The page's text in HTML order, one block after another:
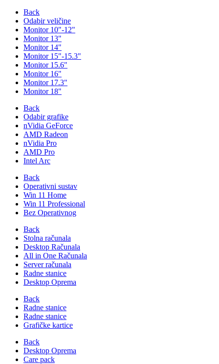
Back
Odabir veličine
Monitor 10"-12"
Monitor 13"
Monitor 14"
Monitor 15"-15.3"
Monitor 15.6"
Monitor 16"
Monitor 17.3"
Monitor 18"
Back
Odabir grafike
nVidia GeForce
AMD Radeon
nVidia Pro
AMD Pro
Intel Arc
Back
Operativni sustav
Win 11 Home
Win 11 Professional
Bez Operativnog
Back
Stolna računala
Desktop Računala
All in One Računala
Server računala
Radne stanice
Desktop Oprema
Back
Radne stanice
Radne stanice
Grafičke kartice
Back
Desktop Oprema
Care pack